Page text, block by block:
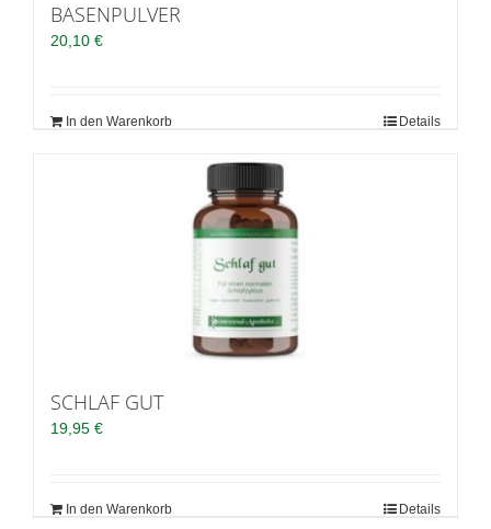
BASENPULVER
20,10 €
In den Warenkorb Details
SCHLAF GUT
19,95 €
In den Warenkorb Details